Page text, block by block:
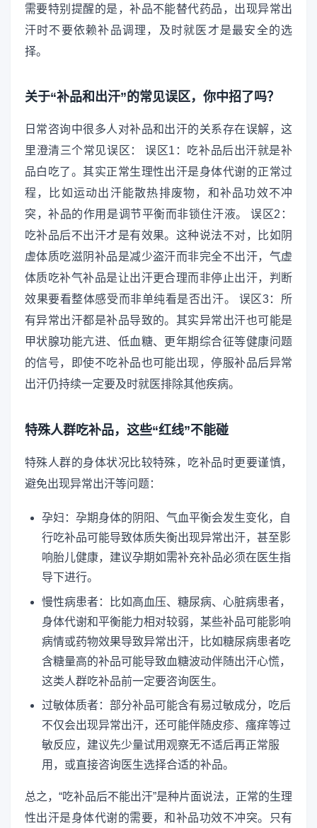
需要特别提醒的是，补品不能替代药品，出现异常出
汗时不要依赖补品调理，及时就医才是最安全的选
择。
关于“补品和出汗”的常见误区，你中招了吗？
日常咨询中很多人对补品和出汗的关系存在误解，这
里澄清三个常见误区： 误区1：吃补品后出汗就是补
品白吃了。其实正常生理性出汗是身体代谢的正常过
程，比如运动出汗能散热排废物，和补品功效不冲
突，补品的作用是调节平衡而非锁住汗液。 误区2：
吃补品后不出汗才是有效果。这种说法不对，比如阴
虚体质吃滋阴补品是减少盗汗而非完全不出汗，气虚
体质吃补气补品是让出汗更合理而非停止出汗，判断
效果要看整体感受而非单纯看是否出汗。 误区3：所
有异常出汗都是补品导致的。其实异常出汗也可能是
甲状腺功能亢进、低血糖、更年期综合征等健康问题
的信号，即使不吃补品也可能出现，停服补品后异常
出汗仍持续一定要及时就医排除其他疾病。
特殊人群吃补品，这些“红线”不能碰
特殊人群的身体状况比较特殊，吃补品时更要谨慎，
避免出现异常出汗等问题：
孕妇：孕期身体的阴阳、气血平衡会发生变化，自
行吃补品可能导致体质失衡出现异常出汗，甚至影
响胎儿健康，建议孕期如需补充补品必须在医生指
导下进行。
慢性病患者：比如高血压、糖尿病、心脏病患者，
身体代谢和平衡能力相对较弱，某些补品可能影响
病情或药物效果导致异常出汗，比如糖尿病患者吃
含糖量高的补品可能导致血糖波动伴随出汗心慌，
这类人群吃补品前一定要咨询医生。
过敏体质者：部分补品可能含有易过敏成分，吃后
不仅会出现异常出汗，还可能伴随皮疹、瘙痒等过
敏反应，建议先少量试用观察无不适后再正常服
用，或直接咨询医生选择合适的补品。
总之，“吃补品后不能出汗”是种片面说法，正常的生理
性出汗是身体代谢的需要，和补品功效不冲突。只有